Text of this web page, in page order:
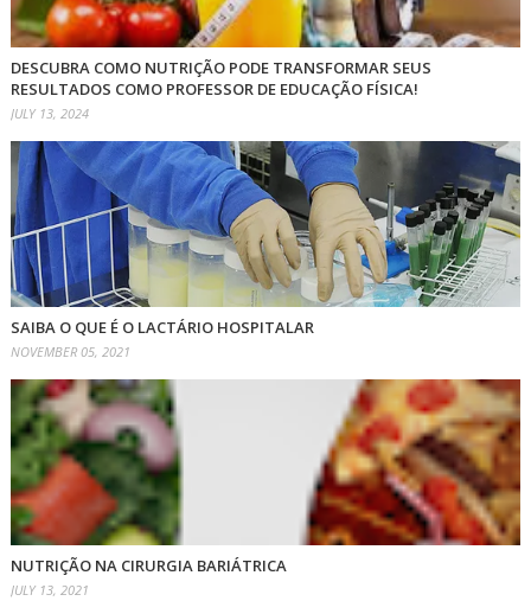
DESCUBRA COMO NUTRIÇÃO PODE TRANSFORMAR SEUS
RESULTADOS COMO PROFESSOR DE EDUCAÇÃO FÍSICA!
JULY 13, 2024
SAIBA O QUE É O LACTÁRIO HOSPITALAR
NOVEMBER 05, 2021
NUTRIÇÃO NA CIRURGIA BARIÁTRICA
JULY 13, 2021